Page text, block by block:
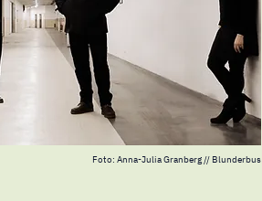
Foto: Anna-Julia Granberg // Blunderbus